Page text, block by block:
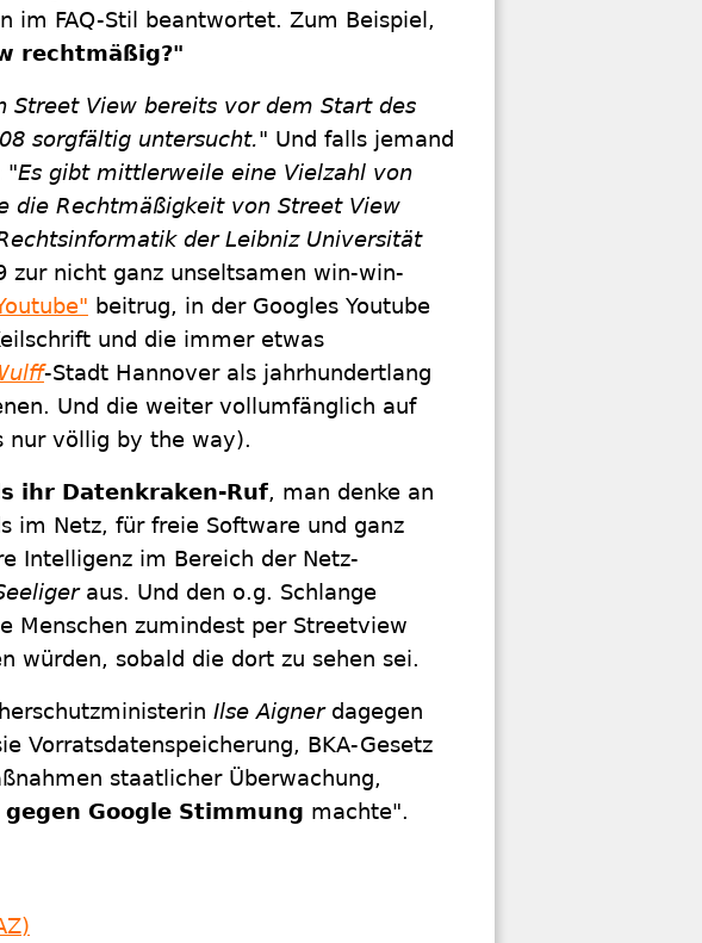
im FAQ-Stil beantwortet. Zum Beispiel,
rechtmäßig?"
Street View bereits vor dem Start des
sorgfältig untersucht." Und falls jemand
"Es gibt mittlerweile eine Vielzahl von
die Rechtmäßigkeit von Street View
der Leibniz Universität
zur nicht ganz unseltsamen win-win-
beitrug, in der Googles Youtube
und die immer etwas
-Stadt Hannover als jahrhundertlang
Und die weiter vollumfänglich auf
nur völlig by the way).
ihr Datenkraken-Ruf, man denke an
im Netz, für freie Software und ganz
Intelligenz im Bereich der Netz-
aus. Und den o.g. Schlange
Menschen zumindest per Streetview
würden, sobald die dort zu sehen sei.
Ilse Aignerdagegen
Vorratsdatenspeicherung, BKA-Gesetz
staatlicher Überwachung,
Google Stimmung machte".